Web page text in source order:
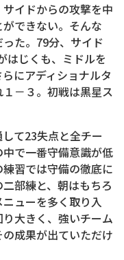
イドからの攻撃を中
できない。そんな
た。79分、サイド
はじくも、ミドルを
にアディショナルタ
－３。初戦は黒星ス
て23失点と全チー
で一番守備意識が低
習では守備の徹底に
部練と、朝はもちろ
ューを多く取り入
大きく、強いチーム
成果が出ていただけ